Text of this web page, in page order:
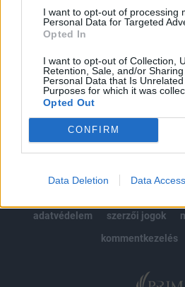
I want to opt-out of processing
Personal Data for Targeted
Opted In
I want to opt-out of Collection,
Retention, Sale, and/or
Personal Data that Is
Purposes for which it was
Opted Out
CONFIRM
Data Deletion Data Access
Előfizetés
MÁR ELŐFIZETŐNK VAGY?
adatvédelem
szerzői jogok
kommentkezelés